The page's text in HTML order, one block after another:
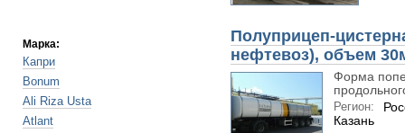
Марка:
Капри
Bonum
Ali Riza Usta
Atlant
Полуприцеп-
нефтевоз), объем
Форма
Регион:
Казань